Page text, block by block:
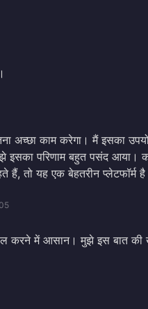
अच्छा काम करेगा। मैं इसका
परिणाम बहुत पसंद आया।
हैं, तो यह एक बेहतरीन प्लेटफॉर्म
करने में आसान। मुझे इस बात की